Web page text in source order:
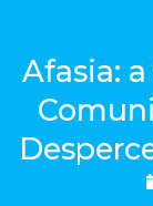
Afasia: